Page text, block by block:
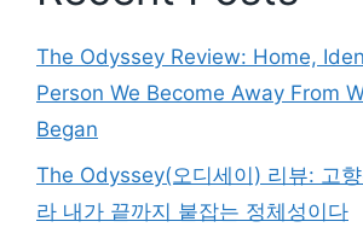
The Odyssey Review: Home,
Person We Become Away From
Began
The Odyssey(오디세이) 리뷰: 고
라 내가 끝까지 붙잡는 정체성이다